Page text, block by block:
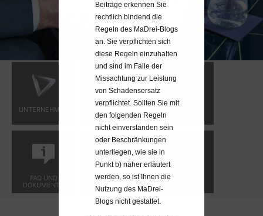
UNTERNEHMEN
FAQ UND
DOKUMENTE
BLOG KONTAKT
Beiträge erkennen Sie
rechtlich bindend die
Regeln des MaDrei-Blogs
an. Sie verpflichten sich
diese Regeln einzuhalten
und sind im Falle der
Missachtung zur Leistung
von Schadensersatz
verpflichtet. Sollten Sie mit
den folgenden Regeln
nicht einverstanden sein
oder Beschränkungen
unterliegen, wie sie in
Punkt b) näher erläutert
werden, so ist Ihnen die
Nutzung des MaDrei-
Blogs nicht gestattet.